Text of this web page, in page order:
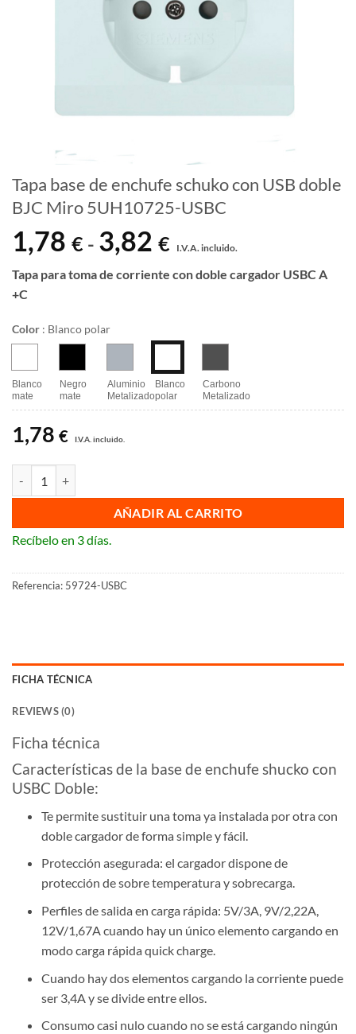
Tapa base de enchufe schuko con USB doble
BJC Miro 5UH10725-USBC
1,78 € - 3,82 €
de
precios:
3,82 €
I.V.A. incluido.
Tapa para toma de corriente con doble cargador USBC A
+C
Color : Blanco polar
Blanco
mate
Negro
mate
Aluminio
Metalizado
Blanco
polar
Carbono
Metalizado
1,78 € I.V.A. incluido.
AÑADIR AL CARRITO
Recíbelo en 3 días.
Referencia: 59724-USBC
FICHA TÉCNICA
REVIEWS (0)
Ficha técnica
Características de la base de enchufe shucko con
USBC Doble:
Te permite sustituir una toma ya instalada por otra con
doble cargador de forma simple y fácil.
Protección asegurada: el cargador dispone de
protección de sobre temperatura y sobrecarga.
Perfiles de salida en carga rápida: 5V/3A, 9V/2,22A,
12V/1,67A cuando hay un único elemento cargando en
modo carga rápida quick charge.
Cuando hay dos elementos cargando la corriente puede
ser 3,4A y se divide entre ellos.
Consumo casi nulo cuando no se está cargando ningún